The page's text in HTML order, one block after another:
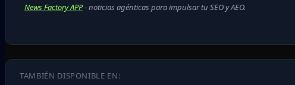
News Factory APP- noticias agénticas para impulsar tu SEO y AEO.
TAMBIÉN DISPONIBLE EN: